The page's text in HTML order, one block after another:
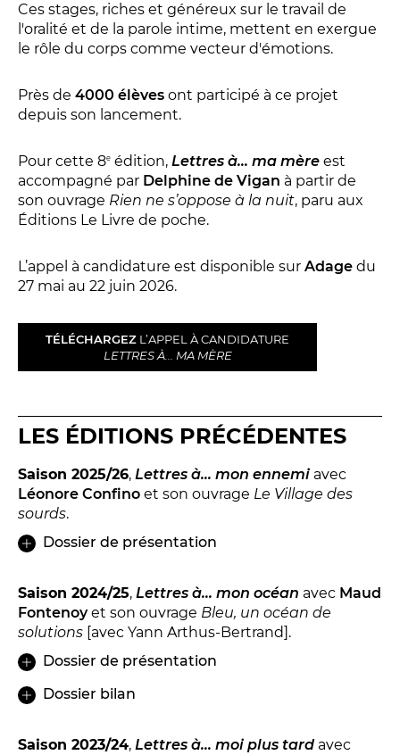
LES TEMPS FORTS
Festival de Magie
LE PUBLIC
Enseignant
En famille
Entre amis, entre collègues
Acteur des secteurs social,
En situation de handicap
PRATIQUEZ...
Nissa Slam
Le Lab'Oratoire[cours d’oralité]
À Voix haute · cours [8-14 ans]
LES ACTIONS PÉDAGOGIQUES
Lettres à... [8 édition]
Ces stages, riches et généreux sur le travail de
l'oralité et de la parole intime, mettent en exergue
le rôle du corps comme vecteur d'émotions.
Près de 4000 élèves ont participé à ce projet
depuis son lancement.
Pour cette 8e édition, Lettres à... ma mère est
accompagné par Delphine de Vigan à partir de
son ouvrage Rien ne s’oppose à la nuit, paru aux
Éditions Le Livre de poche.
L’appel à candidature est disponible sur Adage du
27 mai au 22 juin 2026.
TÉLÉCHARGEZ L’APPEL À CANDIDATURE
LETTRES À... MA MÈRE
LES ÉDITIONS PRÉCÉDENTES
Saison 2025/26, Lettres à... mon ennemi avec
Léonore Confino et son ouvrage Le Village des
sourds.
Dossier de présentation
Saison 2024/25, Lettres à... mon océan avec Maud
Fontenoyet son ouvrage Bleu, un océan de
solutions [avec Yann Arthus-Bertrand].
Dossier de présentation
Dossier bilan
Saison 2023/24, Lettres à... moi plus tard avec